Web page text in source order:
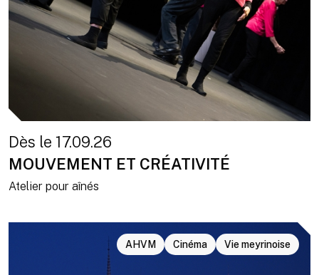
Dès le 17.09.26
MOUVEMENT ET CRÉATIVITÉ
Atelier pour aînés
AHVM Cinéma Vie meyrinoise